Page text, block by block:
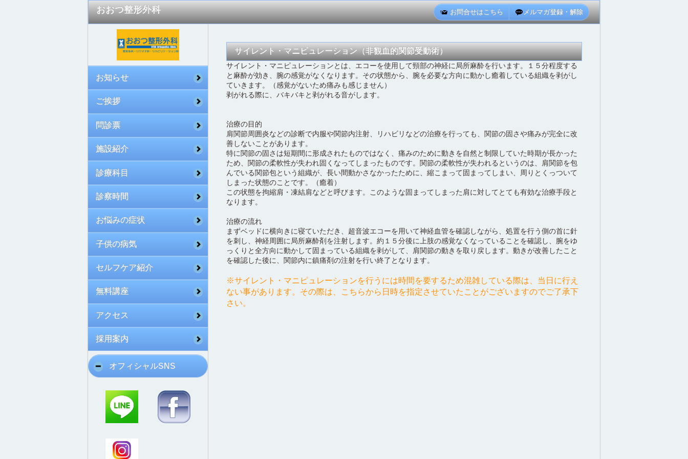
おおつ整形外科 お問合せはこちら メルマガ登録・解除
お知らせ
ご挨拶
問診票
施設紹介
診療科目
診察時間
お悩みの症状
子供の病気
セルフケア紹介
無料講座
アクセス
採用案内
オフィシャルSNS
サイレント・マニピュレーション（非観血的関節受動術）
サイレント・マニピュレーションとは、エコーを使用して頸部の神経に局所麻酔を行います。１５分程度する
と麻酔が効き、腕の感覚がなくなります。その状態から、腕を必要な方向に動かし癒着している組織を剥がし
ていきます。（感覚がないため痛みも感じません）
剥がれる際に、バキバキと剥がれる音がします。
治療の目的
肩関節周囲炎などの診断で内服や関節内注射、リハビリなどの治療を行っても、関節の固さや痛みが完全に改
善しないことがあります。
特に関節の固さは短期間に形成されたものではなく、痛みのために動きを自然と制限していた時期が長かった
ため、関節の柔軟性が失われ固くなってしまったものです。関節の柔軟性が失われるというのは、肩関節を包
んでいる関節包という組織が、長い間動かさなかったために、縮こまって固まってしまい、周りとくっついて
しまった状態のことです。（癒着）
この状態を拘縮肩・凍結肩などと呼びます。このような固まってしまった肩に対してとても有効な治療手段と
なります。
治療の流れ
まずベッドに横向きに寝ていただき、超音波エコーを用いて神経血管を確認しながら、処置を行う側の首に針
を刺し、神経周囲に局所麻酔剤を注射します。約１５分後に上肢の感覚なくなっていることを確認し、腕をゆ
っくりと全方向に動かして固まっている組織を剥がして、肩関節の動きを取り戻します。動きが改善したこと
を確認した後に、関節内に鎮痛剤の注射を行い終了となります。
※サイレント・マニピュレーションを行うには時間を要するため混雑している際は、当日に行え
ない事があります。その際は、こちらから日時を指定させていたことがございますのでご了承下
さい。